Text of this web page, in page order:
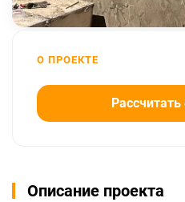
О ПРОЕКТЕ
Описание проекта